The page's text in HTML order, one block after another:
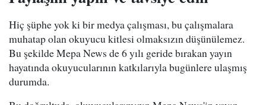
Hiç şüphe yok ki bir medya çalışması, bu çalışmalara
muhatap olan okuyucu kitlesi olmaksızın düşünülemez.
Bu şekilde Mepa News de 6 yılı geride bırakan yayın
hayatında okuyucularının katkılarıyla bugünlere ulaşmış
durumda.